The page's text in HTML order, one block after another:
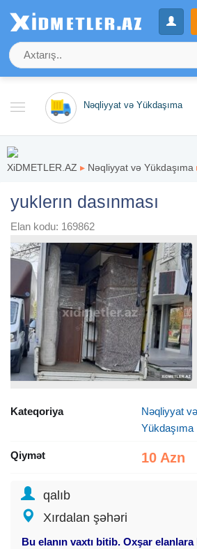
Nəqliyyat və Yükdaşıma
XiDMETLER.AZ ▸ Nəqliyyat və Yükdaşıma
yuklerın dasınması
Elan kodu: 169862
Kateqoriya
Nəqliyyat
Yükdaşıma
Qiymət 10 Azn
qalıb
Xırdalan şəhəri
Bu elanın vaxtı bitib. Oxşar elanlara